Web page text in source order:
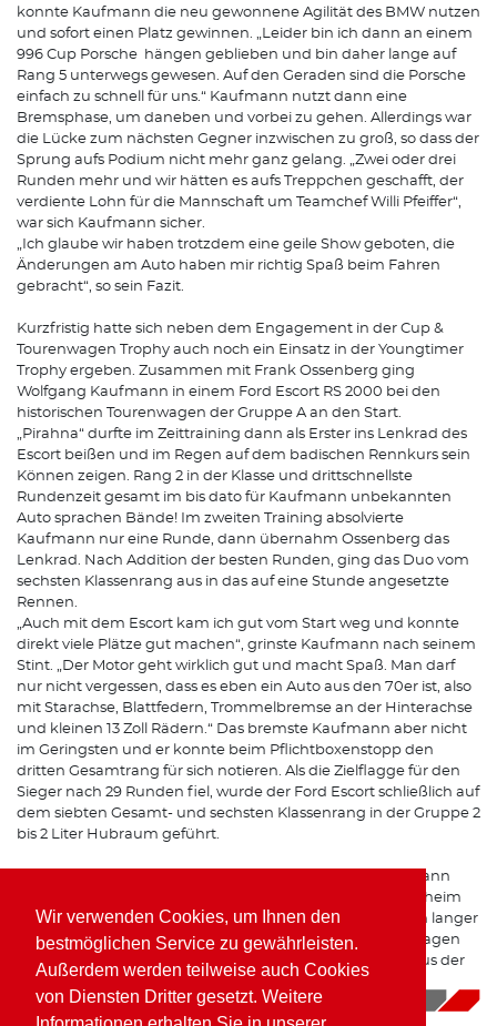
Wir verwenden Cookies, um Ihnen den
bestmöglichen Service zu gewährleisten.
Außerdem werden teilweise auch Cookies
von Diensten Dritter gesetzt. Weitere
konnte Kaufmann die neu gewonnene Agilität des BMW nutzen
und sofort einen Platz gewinnen. „Leider bin ich dann an einem
996 Cup Porsche hängen geblieben und bin daher lange auf
Rang 5 unterwegs gewesen. Auf den Geraden sind die Porsche
einfach zu schnell für uns.“ Kaufmann nutzt dann eine
Bremsphase, um daneben und vorbei zu gehen. Allerdings war
die Lücke zum nächsten Gegner inzwischen zu groß, so dass der
Sprung aufs Podium nicht mehr ganz gelang. „Zwei oder drei
Runden mehr und wir hätten es aufs Treppchen geschafft, der
verdiente Lohn für die Mannschaft um Teamchef Willi Pfeiffer“,
war sich Kaufmann sicher.
„Ich glaube wir haben trotzdem eine geile Show geboten, die
Änderungen am Auto haben mir richtig Spaß beim Fahren
gebracht“, so sein Fazit.
Kurzfristig hatte sich neben dem Engagement in der Cup &
Tourenwagen Trophy auch noch ein Einsatz in der Youngtimer
Trophy ergeben. Zusammen mit Frank Ossenberg ging
Wolfgang Kaufmann in einem Ford Escort RS 2000 bei den
historischen Tourenwagen der Gruppe A an den Start.
„Pirahna“ durfte im Zeittraining dann als Erster ins Lenkrad des
Escort beißen und im Regen auf dem badischen Rennkurs sein
Können zeigen. Rang 2 in der Klasse und drittschnellste
Rundenzeit gesamt im bis dato für Kaufmann unbekannten
Auto sprachen Bände! Im zweiten Training absolvierte
Kaufmann nur eine Runde, dann übernahm Ossenberg das
Lenkrad. Nach Addition der besten Runden, ging das Duo vom
sechsten Klassenrang aus in das auf eine Stunde angesetzte
Rennen.
„Auch mit dem Escort kam ich gut vom Start weg und konnte
direkt viele Plätze gut machen“, grinste Kaufmann nach seinem
Stint. „Der Motor geht wirklich gut und macht Spaß. Man darf
nur nicht vergessen, dass es eben ein Auto aus den 70er ist, also
mit Starachse, Blattfedern, Trommelbremse an der Hinterachse
und kleinen 13 Zoll Rädern.“ Das bremste Kaufmann aber nicht
im Geringsten und er konnte beim Pflichtboxenstopp den
dritten Gesamtrang für sich notieren. Als die Zielflagge für den
Sieger nach 29 Runden fiel, wurde der Ford Escort schließlich auf
dem siebten Gesamt- und sechsten Klassenrang in der Gruppe 2
bis 2 Liter Hubraum geführt.
Schon in weniger als zwei Wochen reist Wolfgang Kaufmann
wieder nach Hockenheim. Dann steht die Bosch Hockenheim
Historic – Das Jim Clark Revival auf dem Programm. Nach langer
Pause wird der Westerwälder wieder einen Formelrennwagen
pilotieren, einen historischen March 782 BMW Formel 2 aus der
17.04.2019